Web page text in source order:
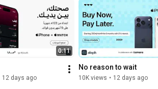
0:11
12 days ago
No reason to wait
10K views • 12 days ago